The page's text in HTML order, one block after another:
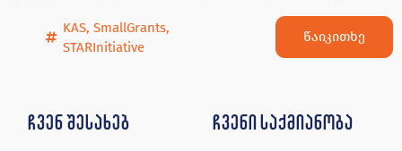
KAS, SmallGrants,
STARInitiative
წაიკითხე
ჩვენ შესახებ ჩვენი საქმიანობა